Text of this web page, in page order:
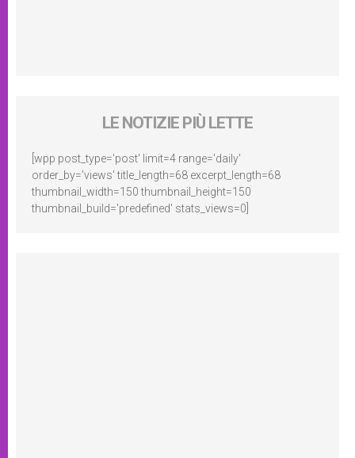
LE NOTIZIE PIÙ LETTE
[wpp post_type='post' limit=4 range='daily'
order_by='views' title_length=68 excerpt_length=68
thumbnail_width=150 thumbnail_height=150
thumbnail_build='predefined' stats_views=0]